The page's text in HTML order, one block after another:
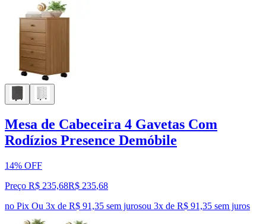
Mesa de Cabeceira 4 Gavetas Com
Rodízios Presence Demóbile
14% OFF
Preço R$ 235,68R$ 235,68
no Pix Ou 3x de R$ 91,35 sem jurosou 3x de R$ 91,35 sem juros